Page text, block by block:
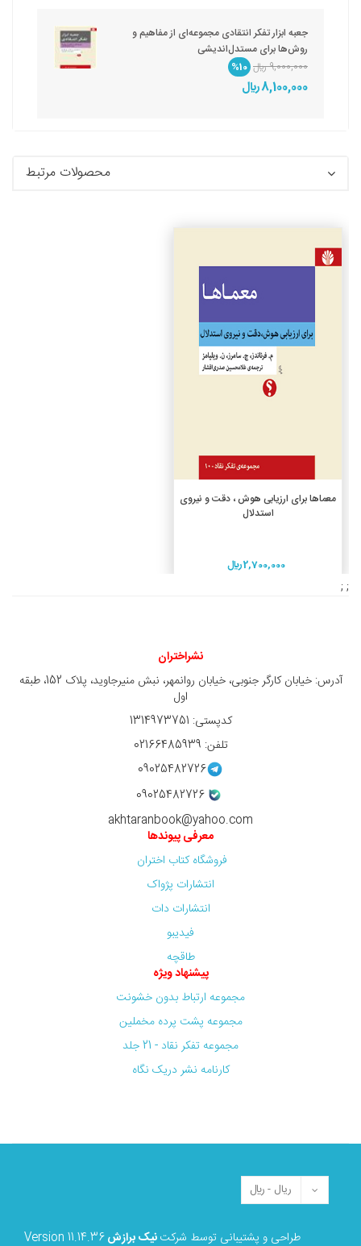
جعبه ابزار تفکر انتقادی مجموعه‌ای از مفاهیم و
روش‌ها برای مستدل‌اندیشی
9,000,000 ريال
%10
8,100,000 ريال
محصولات مرتبط
افزودن به سبد خرید
معماها برای ارزیابی هوش ، دقت و نیروی
استدلال
2,700,000 ريال
; ;
نشراختران
آدرس: خیابان کارگر جنوبی، خیابان روانمهر، نبش منیرجاوید، پلاک 152، طبقه
اول
کدپستی: 1314973751
تلفن: 02166485939
09025482726
09025482726
akhtaranbook@yahoo.com
معرفی پیوندها
فروشگاه کتاب اختران
انتشارات پژواک
انتشارات دات
فیدیبو
طاقچه
پیشنهاد ویژه
مجموعه ارتباط بدون خشونت
مجموعه پشت پرده مخملین
مجموعه تفکر نقاد - 21 جلد
کارنامه نشر دریک نگاه
طراحی و پشتیبانی توسط شرکتنیک برازشVersion 11.14.36